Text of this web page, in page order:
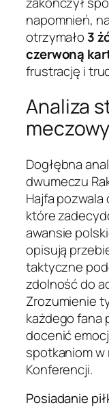
napomnień,
otrzymało 3
czerwoną
frustrację i
Analiza
Dogłębna
dwumeczu
Hajfa
które
awansie
opisują
taktyczne
zdolność do
Zrozumienie
każdego fana
docenić
spotkaniom w
Konferencji.
Posiadanie